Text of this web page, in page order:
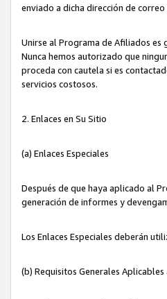
enviado a dicha dirección de
Unirse al Programa de Afiliados
Nunca hemos autorizado que
proceda con cautela si es
servicios costosos.
2. Enlaces en Su Sitio
(a) Enlaces Especiales
Después de que haya aplicado al
generación de informes y
Los Enlaces Especiales deberán
(b) Requisitos Generales